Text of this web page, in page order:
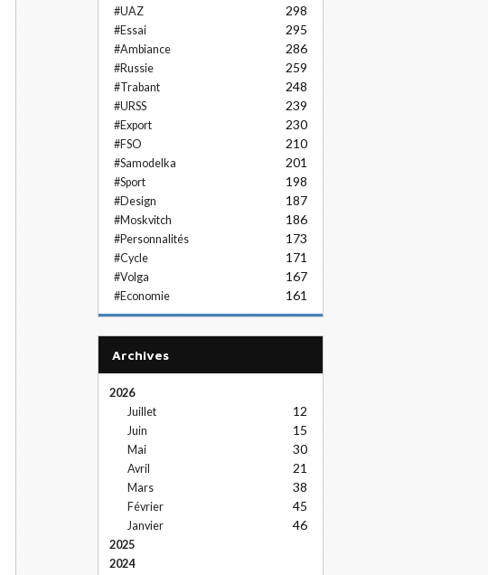
#UAZ 298
#Essai 295
#Ambiance 286
#Russie 259
#Trabant 248
#URSS 239
#Export 230
#FSO 210
#Samodelka 201
#Sport 198
#Design 187
#Moskvitch 186
#Personnalités 173
#Cycle 171
#Volga 167
#Economie 161
Archives
2026
Juillet
12
Juin 15
Mai 30
Avril 21
Mars 38
Février 45
Janvier 46
2025
2024